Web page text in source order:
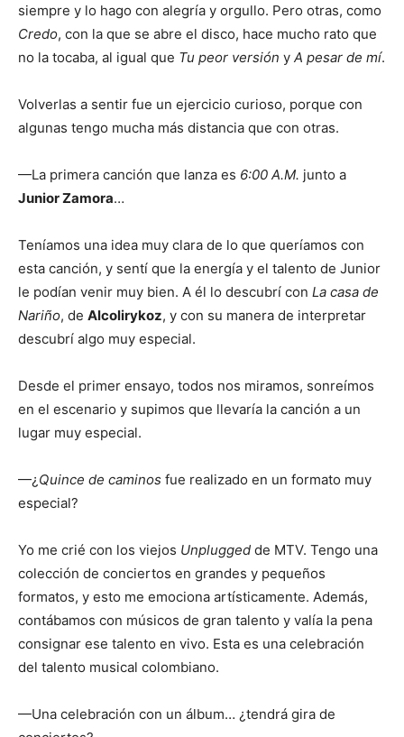
siempre y lo hago con alegría y orgullo. Pero otras, como
Credo, con la que se abre el disco, hace mucho rato que
no la tocaba, al igual que Tu peor versión y A pesar de mí.
Volverlas a sentir fue un ejercicio curioso, porque con
algunas tengo mucha más distancia que con otras.
—La primera canción que lanza es 6:00 A.M. junto a
Junior Zamora…
Teníamos una idea muy clara de lo que queríamos con
esta canción, y sentí que la energía y el talento de Junior
le podían venir muy bien. A él lo descubrí con La casa de
Nariño, de Alcolirykoz, y con su manera de interpretar
descubrí algo muy especial.
Desde el primer ensayo, todos nos miramos, sonreímos
en el escenario y supimos que llevaría la canción a un
lugar muy especial.
—¿ Quince de caminos fue realizado en un formato muy
especial?
Yo me crié con los viejos Unplugged de MTV. Tengo una
colección de conciertos en grandes y pequeños
formatos, y esto me emociona artísticamente. Además,
contábamos con músicos de gran talento y valía la pena
consignar ese talento en vivo. Esta es una celebración
del talento musical colombiano.
—Una celebración con un álbum… ¿tendrá gira de